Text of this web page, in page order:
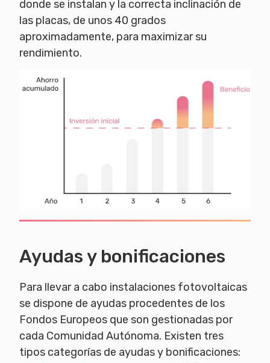
donde se instalan y la correcta inclinación de
las placas, de unos 40 grados
aproximadamente, para maximizar su
rendimiento.
Ayudas y bonificaciones
Para llevar a cabo instalaciones fotovoltaicas
se dispone de ayudas procedentes de los
Fondos Europeos que son gestionadas por
cada Comunidad Autónoma. Existen tres
tipos categorías de ayudas y bonificaciones: